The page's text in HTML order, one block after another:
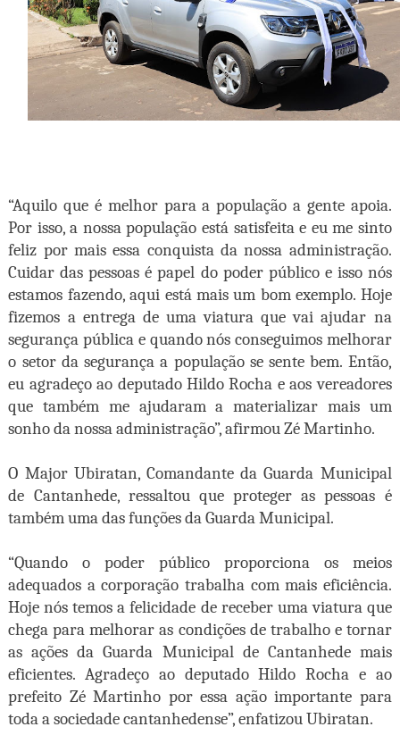
“Aquilo que é melhor para a população a gente apoia.
Por isso, a nossa população está satisfeita e eu me sinto
feliz por mais essa conquista da nossa administração.
Cuidar das pessoas é papel do poder público e isso nós
estamos fazendo, aqui está mais um bom exemplo. Hoje
fizemos a entrega de uma viatura que vai ajudar na
segurança pública e quando nós conseguimos melhorar
o setor da segurança a população se sente bem. Então,
eu agradeço ao deputado Hildo Rocha e aos vereadores
que também me ajudaram a materializar mais um
sonho da nossa administração”, afirmou Zé Martinho.
O Major Ubiratan, Comandante da Guarda Municipal
de Cantanhede, ressaltou que proteger as pessoas é
também uma das funções da Guarda Municipal.
“Quando o poder público proporciona os meios
adequados a corporação trabalha com mais eficiência.
Hoje nós temos a felicidade de receber uma viatura que
chega para melhorar as condições de trabalho e tornar
as ações da Guarda Municipal de Cantanhede mais
eficientes. Agradeço ao deputado Hildo Rocha e ao
prefeito Zé Martinho por essa ação importante para
toda a sociedade cantanhedense”, enfatizou Ubiratan.